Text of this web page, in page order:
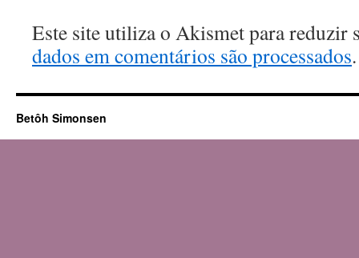
Este site utiliza o Akismet para reduzir
dados em comentários são processados.
Betôh Simonsen